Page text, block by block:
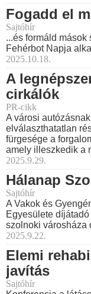
Fogadd el
Sajtóhír
...és formáld
Fehérbot Napja
2025.10.18.
A
cirkálók
PR-cikk
A városi
elválaszthatatlan
fürgesége a
amely illeszkedik a
2025.9.29.
Hálanap
Sajtóhír
A Vakok és
Egyesülete
szolnoki városháza
2025.9.22.
Elemi
javítás
Sajtóhír